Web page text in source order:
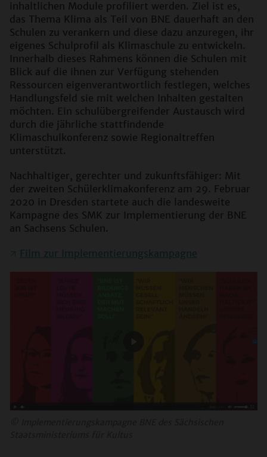
inhaltlichen Module profiliert werden. Ziel ist es,
das Thema Klima als Teil von BNE dauerhaft an den
Schulen zu verankern und diese dazu anzuregen, ihr
eigenes Schulprofil als Klimaschule zu entwickeln.
Innerhalb dieses Rahmens können die Schulen mit
Blick auf die ihnen zur Verfügung stehenden
Ressourcen eigenverantwortlich festlegen, welches
Handlungsfeld sie mit welchen Inhalten gestalten
möchten. Ein schulübergreifender Austausch wird
durch die jährliche stattfindende
Klimaschulkonferenz sowie Regionaltreffen
unterstützt.
Nachhaltiger, gerechter und zukunftsfähiger: Mit
der zweiten Schülerklimakonferenz am 29. Februar
2020 in Dresden startete auch die landesweite
Kampagne des SMK zur Implementierung der BNE
an Sachsens Schulen.
Film zur Implementierungskampagne